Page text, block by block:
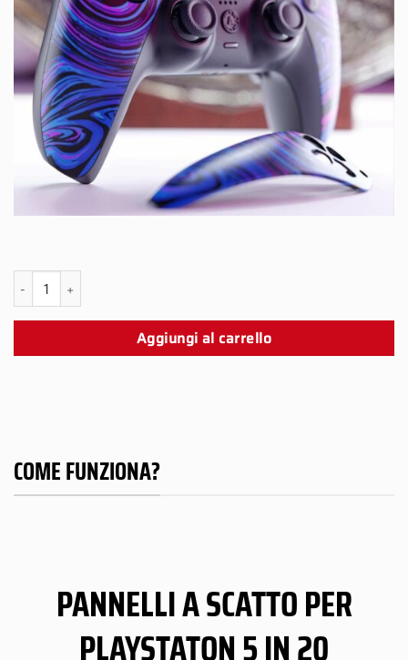
PS5 Ragnarok Snap Panel quantità
Aggiungi al carrello
COME FUNZIONA?
PANNELLI A SCATTO PER
PLAYSTATON 5 IN 20